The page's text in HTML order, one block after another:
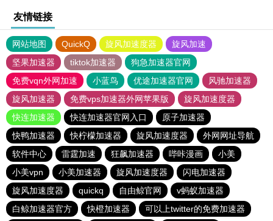
友情链接
网站地图 QuickQ 旋风加速度器
旋风加速
坚果加速器
tiktok加速器
狗急加速器官网
免费vqn外网加速
小蓝鸟 优途加速器官网
风驰加速器
旋风加速器
免费vps加速器外网苹果版
旋风加速度器
快连加速器
快连加速器官网入口
原子加速器
快鸭加速器
快柠檬加速器 旋风加速度器
外网网址导航
软件中心
雷霆加速 狂飙加速器 哔咔漫画
小美
小美vpn
小美加速器 旋风加速度器
闪电加速器
旋风加速度器
quickq 自由鲸官网
v蚂蚁加速器
白鲸加速器官方
快橙加速器
可以上twitter的免费加速器